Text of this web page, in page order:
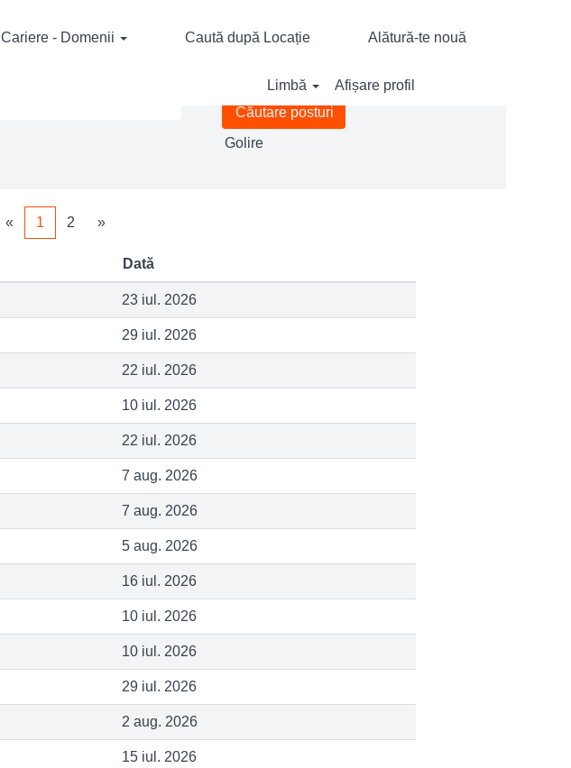
Cariere - Domenii Caută după Locație Alătură-te nouă
Limbă Afișare profil
Golire
« 1 2 »
Dată
23 iul. 2026
29 iul. 2026
22 iul. 2026
10 iul. 2026
22 iul. 2026
7 aug. 2026
7 aug. 2026
5 aug. 2026
16 iul. 2026
10 iul. 2026
10 iul. 2026
29 iul. 2026
2 aug. 2026
15 iul. 2026